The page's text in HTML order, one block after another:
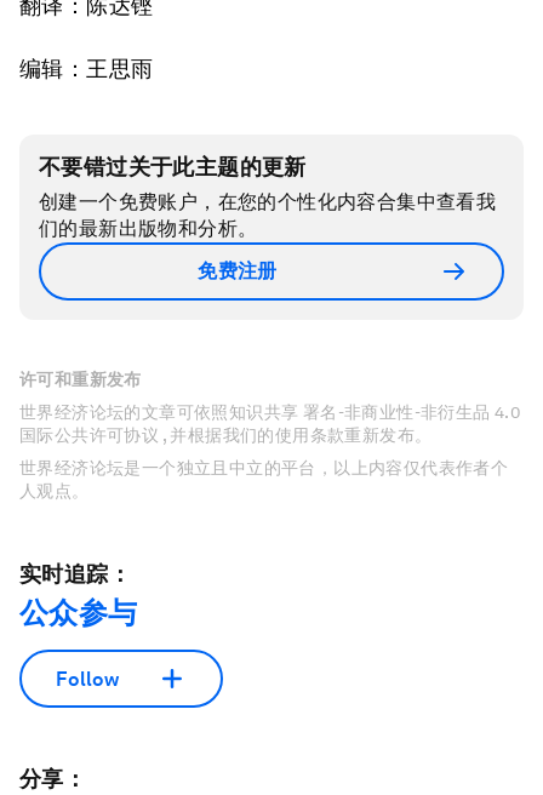
翻译：陈达铿
编辑：王思雨
不要错过关于此主题的更新
创建一个免费账户，在您的个性化内容合集中查看我
们的最新出版物和分析。
免费注册
许可和重新发布
世界经济论坛的文章可依照知识共享 署名-非商业性-非衍生品 4.0
国际公共许可协议 , 并根据我们的使用条款重新发布。
世界经济论坛是一个独立且中立的平台，以上内容仅代表作者个
人观点。
实时追踪：
公众参与
Follow
分享：